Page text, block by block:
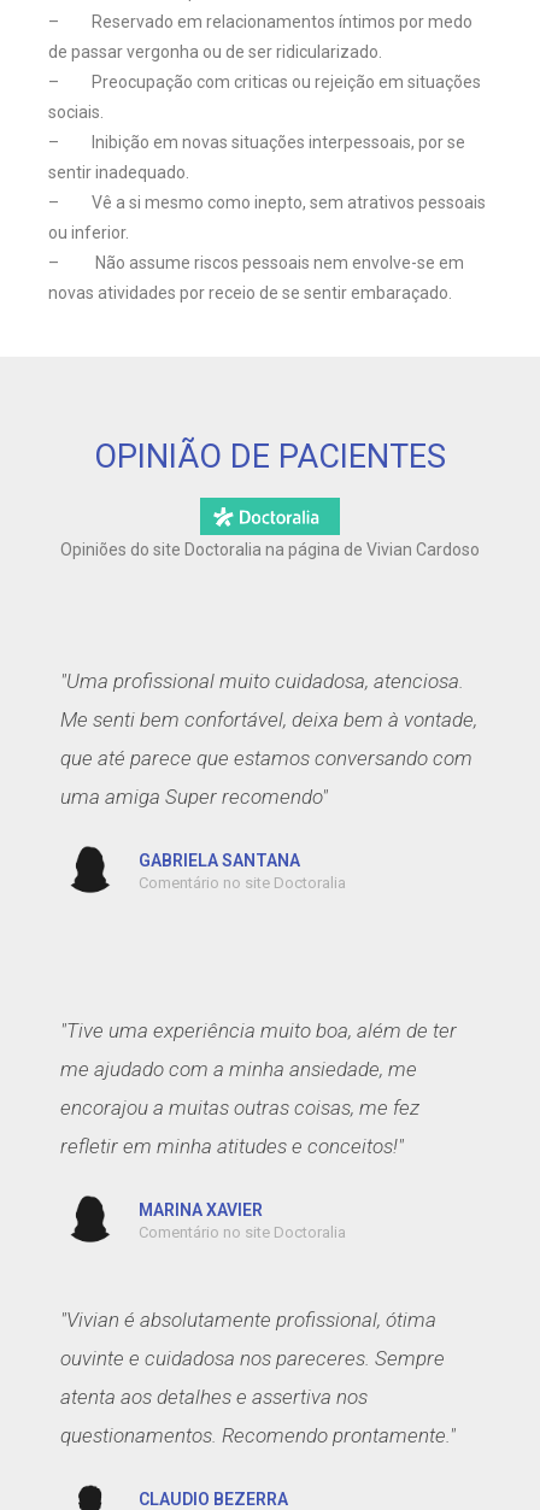
– Reservado em relacionamentos íntimos por medo
de passar vergonha ou de ser ridicularizado.
– Preocupação com criticas ou rejeição em situações
sociais.
– Inibição em novas situações interpessoais, por se
sentir inadequado.
– Vê a si mesmo como inepto, sem atrativos pessoais
ou inferior.
– Não assume riscos pessoais nem envolve-se em
novas atividades por receio de se sentir embaraçado.
OPINIÃO DE PACIENTES
Opiniões do site Doctoralia na página de Vivian Cardoso
"Uma profissional muito cuidadosa, atenciosa.
Me senti bem confortável, deixa bem à vontade,
que até parece que estamos conversando com
uma amiga Super recomendo"
GABRIELA SANTANA
Comentário no site Doctoralia
"Tive uma experiência muito boa, além de ter
me ajudado com a minha ansiedade, me
encorajou a muitas outras coisas, me fez
refletir em minha atitudes e conceitos!"
MARINA XAVIER
Comentário no site Doctoralia
"Vivian é absolutamente profissional, ótima
ouvinte e cuidadosa nos pareceres. Sempre
atenta aos detalhes e assertiva nos
questionamentos. Recomendo prontamente."
CLAUDIO BEZERRA